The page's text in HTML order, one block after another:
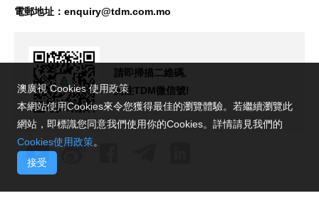
電郵地址： enquiry@tdm.com.mo
請即掃描二維碼,
關注TDM微信號!
澳廣視 Cookies 使用政策
本網站使用Cookies來令您獲得最佳的瀏覽體驗。若繼續瀏覽此
網站，即標識您同意我們使用你的Cookies。詳情請見我們的
Cookies使用政策。
接受